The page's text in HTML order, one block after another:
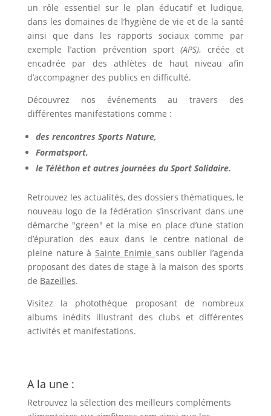
un rôle essentiel sur le planéducatifet ludique,
dans les domaines de l’hygiène de vie et de la santé
ainsi que dans les rapports sociaux comme par
exemple l’action prévention sport(APS), créée et
encadrée par des athlètes de haut niveau afin
d’accompagner des publics en difficulté.
Découvrez nos événements au travers des
différentes manifestations comme :
des rencontres Sports Nature,
Formatsport,
le Téléthonet autres journées du Sport Solidaire.
Retrouvez les actualités, des dossiers thématiques, le
nouveau logo de la fédération s’inscrivant dans une
démarche "green" et la mise en place d’une station
d’épuration des eaux dans le centre national de
pleine nature àSainte Enimie sans oublier l’agenda
proposant des dates de stage à la maison des sports
de Bazeilles.
Visitez la photothèque proposant de nombreux
albums inédits illustrant des clubs et différentes
activités et manifestations.
A la une :
Retrouvez la sélection des meilleurs compléments